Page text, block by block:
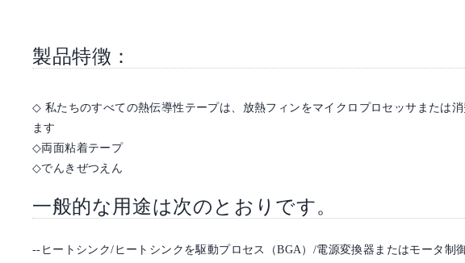
製品特徴：
◇ 私たちのすべての熱伝導性テープは、放熱フィンをマイクロプロセッサまたは
ます
◇両面粘着テープ
◇でんきぜつえん
一般的な用途は次のとおりです。
--ヒートシンク/ヒートシンクを駆動プロセス（BGA）/電源変換器またはモータ制